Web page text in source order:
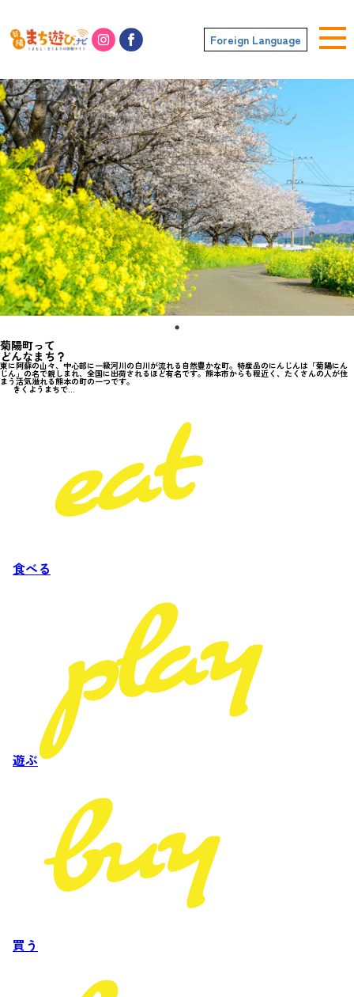
Foreign Language
菊陽町って
どんなまち？
東に阿蘇の山々、中心部に一級河川の白川が流れる自然豊かな町。特産品のにんじんは「菊陽にん
じん」の名で親しまれ、全国に出荷されるほど有名です。熊本市からも程近く、たくさんの人が住
まう活気溢れる熊本の町の一つです。
きくようまちで...
食べる
遊ぶ
買う